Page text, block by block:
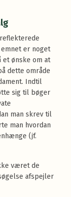
er noget
et ønske om at
dette område
Indtil
sig til bøger
man skrev til
man hvordan
(jf.
været de
afspejler